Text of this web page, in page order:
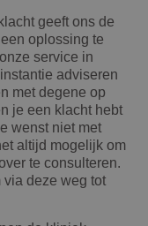
geeft ons de
oplossing te
service in
adviseren
met degene op
je een klacht hebt
wenst niet met
altijd mogelijk om
te consulteren.
deze weg tot